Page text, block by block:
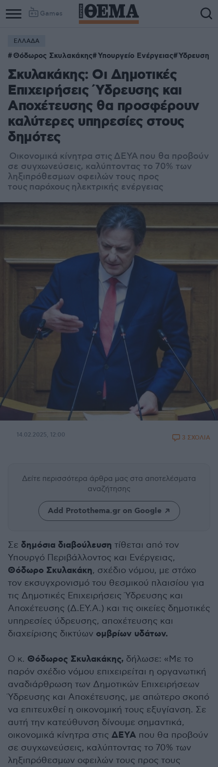
Games
ΕΛΛΑΔΑ
Θόδωρος Σκυλακάκης Υπουργείο Ενέργειας Ύδρευση
Σκυλακάκης: Οι Δημοτικές
Επιχειρήσεις Ύδρευσης και
Αποχέτευσης θα προσφέρουν
καλύτερες υπηρεσίες στους
δημότες
Oικονομικά κίνητρα στις ΔΕΥΑ που θα προβούν
σε συγχωνεύσεις, καλύπτοντας το 70% των
ληξιπρόθεσμων οφειλών τους προς
τους παρόχους ηλεκτρικής ενέργειας
14.02.2025, 12:00 3 ΣΧΟΛΙΑ
Δείτε περισσότερα άρθρα μας στα αποτελέσματα
αναζήτησης
Add Protothema.gr on Google
Σε δημόσια διαβούλευση τίθεται από τον
Υπουργό Περιβάλλοντος και Ενέργειας,
Θόδωρο Σκυλακάκη, σχέδιο νόμου, με στόχο
τον εκσυγχρονισμό του θεσμικού πλαισίου για
τις Δημοτικές Επιχειρήσεις Ύδρευσης και
Αποχέτευσης (Δ.ΕΥ.Α.) και τις οικείες δημοτικές
υπηρεσίες ύδρευσης, αποχέτευσης και
διαχείρισης δικτύων ομβρίων υδάτων.
Ο κ. Θόδωρος Σκυλακάκης, δήλωσε: «Με το
παρόν σχέδιο νόμου επιχειρείται η οργανωτική
αναδιάρθρωση των Δημοτικών Επιχειρήσεων
Ύδρευσης και Αποχέτευσης, με απώτερο σκοπό
να επιτευχθεί η οικονομική τους εξυγίανση. Σε
αυτή την κατεύθυνση δίνουμε σημαντικά,
οικονομικά κίνητρα στις ΔΕΥΑ που θα προβούν
σε συγχωνεύσεις, καλύπτοντας το 70% των
ληξιπρόθεσμων οφειλών τους προς τους